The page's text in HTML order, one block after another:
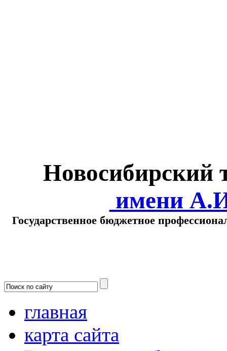
Новосибирский
имени
Государственное бюджетное
главная
карта сайта